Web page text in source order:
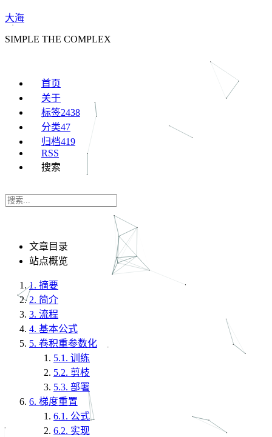
大海
SIMPLE THE COMPLEX
首页
关于
标签2438
分类47
归档419
RSS
搜索
文章目录
站点概览
1. 摘要
2. 简介
3. 流程
4. 基本公式
5. 卷积重参数化
5.1. 训练
5.2. 剪枝
5.3. 部署
6. 梯度重置
6.1. 公式
6.2. 实现